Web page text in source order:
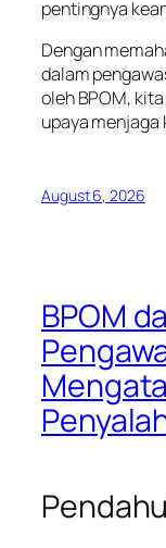
pentingnya
Dengan
dalam
oleh BPOM,
upaya
August 6, 2026
BPOM